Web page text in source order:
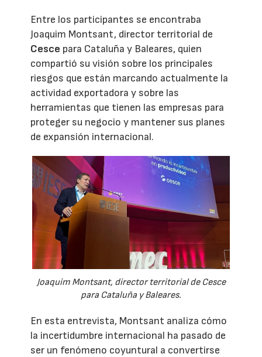
Entre los participantes se encontraba
Joaquim Montsant, director territorial de
Cesce para Cataluña y Baleares, quien
compartió su visión sobre los principales
riesgos que están marcando actualmente la
actividad exportadora y sobre las
herramientas que tienen las empresas para
proteger su negocio y mantener sus planes
de expansión internacional.
Joaquim Montsant, director territorial de Cesce
para Cataluña y Baleares.
En esta entrevista, Montsant analiza cómo
la incertidumbre internacional ha pasado de
ser un fenómeno coyuntural a convertirse